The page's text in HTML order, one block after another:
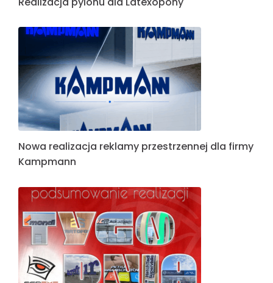
Nowa realizacja reklamy przestrzennej dla firmy
Kampmann